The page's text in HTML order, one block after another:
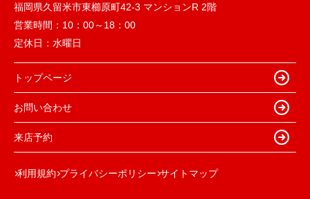
福岡県久留米市東櫛原町42-3 マンションR 2階
営業時間： 10：00～18：00
定休日： 水曜日
トップページ
お問い合わせ
来店予約
利用規約 プライバシーポリシー サイトマップ